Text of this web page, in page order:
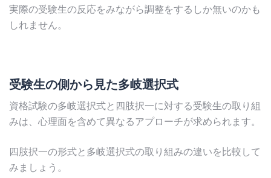
実際の受験生の反応をみながら調整をするしか無いのかも
しれません。
受験生の側から見た多岐選択式
資格試験の多岐選択式と四肢択一に対する受験生の取り組
みは、心理面を含めて異なるアプローチが求められます。
四肢択一の形式と多岐選択式の取り組みの違いを比較して
みましょう。